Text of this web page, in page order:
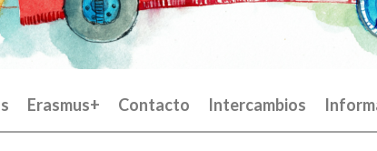
Erasmus+ Contacto Intercambios